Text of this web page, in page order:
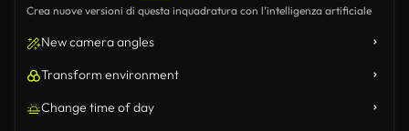
Crea nuove versioni di questa inquadratura con l’intelligenza artificiale
New camera angles
Transform environment
Change time of day